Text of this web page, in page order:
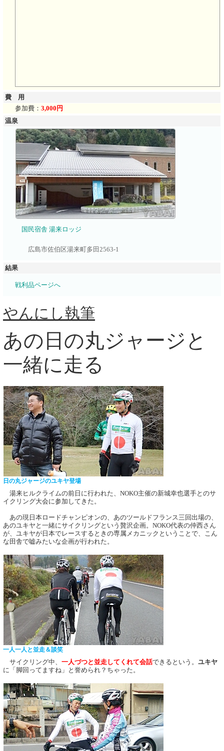
費 用
参加費： 3,000円
温泉
国民宿舎 湯来ロッジ
広島市佐伯区湯来町多田2563-1
結果
戦利品ページへ
やんにし執筆
あの日の丸ジャージと
一緒に走る
日の丸ジャージのユキヤ登場
湯来ヒルクライムの前日に行われた、NOKO主催の新城幸也選手とのサ
イクリング大会に参加してきた。
あの現日本ロードチャンピオンの、あのツールドフランス三回出場の、
あのユキヤと一緒にサイクリングという贅沢企画。NOKO代表の仲西さん
が、ユキヤが日本でレースするときの専属メカニックということで、こん
な田舎で嘘みたいな企画が行われた。
一人一人と並走＆談笑
サイクリング中、 一人づつと並走してくれて会話できるという。 ユキヤ
に「脚回ってますね」と誉められ？ちゃった。